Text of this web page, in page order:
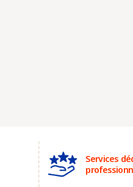
Services